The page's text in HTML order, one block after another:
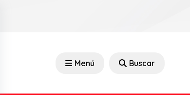
Menú Buscar